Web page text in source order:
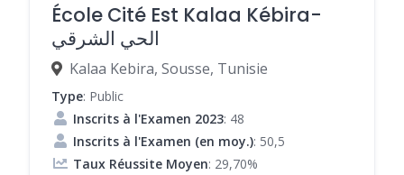
École Cité Est Kalaa Kébira-
الحي الشرقي
Kalaa Kebira, Sousse, Tunisie
Type: Public
Inscrits à l'Examen 2023: 48
Inscrits à l'Examen (en moy.): 50,5
Taux Réussite Moyen: 29,70%